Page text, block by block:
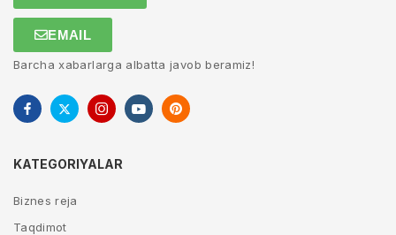
EMAIL
Barcha xabarlarga albatta javob beramiz!
KATEGORIYALAR
Biznes reja
Taqdimot